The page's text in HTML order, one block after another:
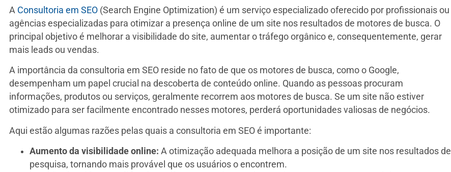
A Consultoria em SEO(Search Engine Optimization) é um serviço especializado oferecido por profissionais ou
agências especializadas para otimizar a presença online de um site nos resultados de motores de busca. O
principal objetivo é melhorar a visibilidade do site, aumentar o tráfego orgânico e, consequentemente, gerar
mais leads ou vendas.
A importância da consultoria em SEO reside no fato de que os motores de busca, como o Google,
desempenham um papel crucial na descoberta de conteúdo online. Quando as pessoas procuram
informações, produtos ou serviços, geralmente recorrem aos motores de busca. Se um site não estiver
otimizado para ser facilmente encontrado nesses motores, perderá oportunidades valiosas de negócios.
Aqui estão algumas razões pelas quais a consultoria em SEO é importante:
Aumento da visibilidade online: A otimização adequada melhora a posição de um site nos resultados de
pesquisa, tornando mais provável que os usuários o encontrem.